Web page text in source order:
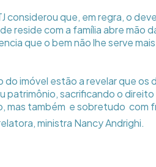
considerou que, em regra, o
reside com a família abre mão
que o bem não lhe serve
do imóvel estão a revelar que os
sacrificando o direito
também  e sobretudo  com
ministra Nancy Andrighi.